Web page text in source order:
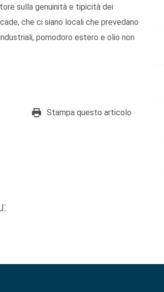
sulla genuinità e tipicità dei
che ci siano locali che prevedano
pomodoro estero e olio non
Stampa questo articolo